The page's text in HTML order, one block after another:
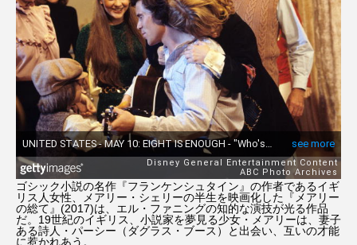
ゴシック小説の名作『フランケンシュタイン』の作者であるイギ
リス人女性、メアリー・シェリーの半生を映画化した『メアリー
の総て』(2017)は、エル・ファニングの知的な演技が光る作品
だ。19世紀のイギリス、小説家を夢見る少女・メアリーは、妻子
ある詩人・パーシー（ダグラス・ブース）と出会い、互いの才能
に惹かれあう。